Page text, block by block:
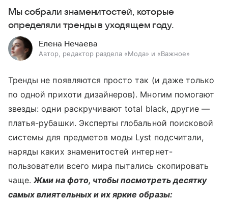
Мы собрали знаменитостей, которые
определяли тренды в уходящем году.
Елена Нечаева
Автор, редактор раздела «Мода» и «Важное»
Тренды не появляются просто так (и даже только
по одной прихоти дизайнеров). Многим помогают
звезды: одни раскручивают total black, другие —
платья-рубашки. Эксперты глобальной поисковой
системы для предметов моды Lyst подсчитали,
наряды каких знаменитостей интернет-
пользователи всего мира пытались скопировать
чаще.Жми на фото, чтобы посмотреть десятку
самых влиятельных и их яркие образы: